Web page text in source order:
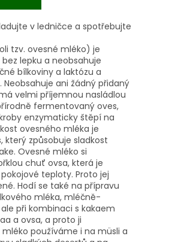
v ledničce a spotřebujte
tzv. ovesné mléko) je
lepku a neobsahuje
bílkoviny a laktózu a
Neobsahuje ani žádný přidaný
velmi příjemnou nasládlou
fermentovaný oves,
enzymaticky štěpí na
ovesného mléka je
který způsobuje sladkost
Ovesné mléko si
chuť ovsa, která je
teploty. Proto jej
Hodí se také na přípravu
mléka, mléčně-
při kombinaci s kakaem
a ovsa, a proto ji
používáme i na müsli a